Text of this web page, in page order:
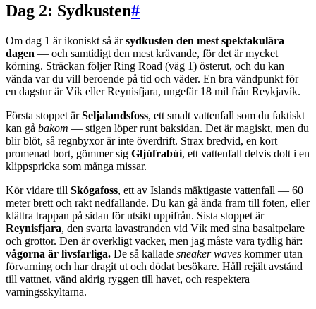
Dag 2: Sydkusten#
Om dag 1 är ikoniskt så ärsydkusten den mest spektakulära
dagen — och samtidigt den mest krävande, för det är mycket
körning. Sträckan följer Ring Road (väg 1) österut, och du kan
vända var du vill beroende på tid och väder. En bra vändpunkt för
en dagstur är Vík eller Reynisfjara, ungefär 18 mil från Reykjavík.
Första stoppet ärSeljalandsfoss, ett smalt vattenfall som du faktiskt
kan gå bakom — stigen löper runt baksidan. Det är magiskt, men du
blir blöt, så regnbyxor är inte överdrift. Strax bredvid, en kort
promenad bort, gömmer sig Gljúfrabúi, ett vattenfall delvis dolt i en
klippspricka som många missar.
Kör vidare till Skógafoss, ett av Islands mäktigaste vattenfall — 60
meter brett och rakt nedfallande. Du kan gå ända fram till foten, eller
klättra trappan på sidan för utsikt uppifrån. Sista stoppet är
Reynisfjara, den svarta lavastranden vid Vík med sina basaltpelare
och grottor. Den är overkligt vacker, men jag måste vara tydlig här:
vågorna är livsfarliga. De så kallade sneaker waves kommer utan
förvarning och har dragit ut och dödat besökare. Håll rejält avstånd
till vattnet, vänd aldrig ryggen till havet, och respektera
varningsskyltarna.